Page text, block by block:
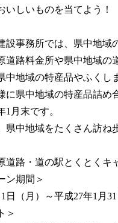
いしいものを当てよう！
設事務所では、県中地域
道路料金所や県中地域の
中地域の特産品やふくし
に県中地域の特産品詰め
1月末です。
県中地域をたくさん訪ね
道路・道の駅とくとくキ
ン期間＞
日（月）～平成27年1月31
＞